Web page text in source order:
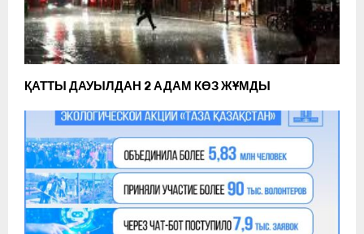
ҚАТТЫ ДАУЫЛДАН 2 АДАМ КӨЗ ЖҰМДЫ